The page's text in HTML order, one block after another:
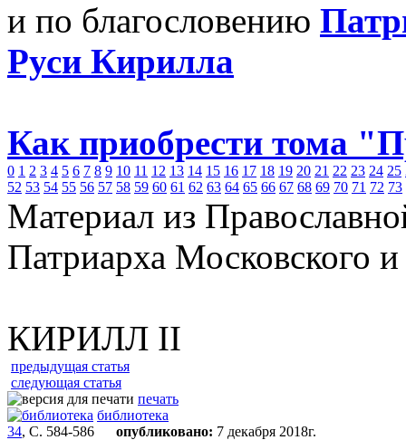
и по благословению
Руси Кирилла
Как приобрести тома
0 1 2 3 4 5 6 7 8 9 10 11 12 13 14 15 16 17 18 19 20 21 22 23 24 25
52 53 54 55 56 57 58 59 60 61 62 63 64 65 66 67 68 69 70 71 72 73
Материал из
Патриарха Московского
КИРИЛЛ II
предыдущая статья
следующая статья
печать
библиотека
34, С. 584-586 опубликовано: 7 декабря 2018г.